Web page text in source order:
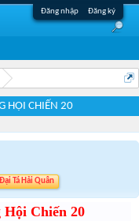
Đăng nhập Đăng ký
HỘI CHIẾN 20
Đại Tá Hải Quân
Hội Chiến 20